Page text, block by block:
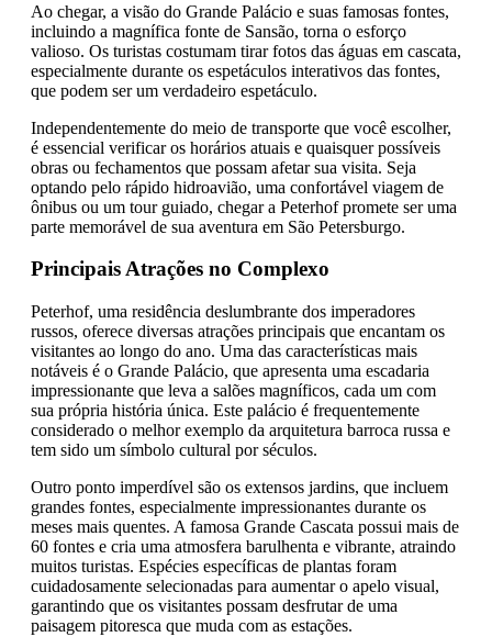
Ao chegar, a visão do Grande Palácio e suas famosas fontes,
incluindo a magnífica fonte de Sansão, torna o esforço
valioso. Os turistas costumam tirar fotos das águas em cascata,
especialmente durante os espetáculos interativos das fontes,
que podem ser um verdadeiro espetáculo.
Independentemente do meio de transporte que você escolher,
é essencial verificar os horários atuais e quaisquer possíveis
obras ou fechamentos que possam afetar sua visita. Seja
optando pelo rápido hidroavião, uma confortável viagem de
ônibus ou um tour guiado, chegar a Peterhof promete ser uma
parte memorável de sua aventura em São Petersburgo.
Principais Atrações no Complexo
Peterhof, uma residência deslumbrante dos imperadores
russos, oferece diversas atrações principais que encantam os
visitantes ao longo do ano. Uma das características mais
notáveis é o Grande Palácio, que apresenta uma escadaria
impressionante que leva a salões magníficos, cada um com
sua própria história única. Este palácio é frequentemente
considerado o melhor exemplo da arquitetura barroca russa e
tem sido um símbolo cultural por séculos.
Outro ponto imperdível são os extensos jardins, que incluem
grandes fontes, especialmente impressionantes durante os
meses mais quentes. A famosa Grande Cascata possui mais de
60 fontes e cria uma atmosfera barulhenta e vibrante, atraindo
muitos turistas. Espécies específicas de plantas foram
cuidadosamente selecionadas para aumentar o apelo visual,
garantindo que os visitantes possam desfrutar de uma
paisagem pitoresca que muda com as estações.